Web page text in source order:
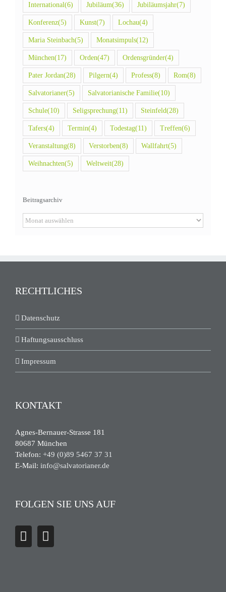
International(6) Jubiläum(36) Jubiläumsjahr(7)
Konferenz(5) Kunst(7) Lochau(4)
Maria Steinbach(5) Monatsimpuls(12)
München(17) Orden(47) Ordensgründer(4)
Pater Jordan(28) Pilgern(4) Profess(8) Rom(8)
Salvatorianer(5) Salvatorianische Familie(10)
Schule(10) Seligsprechung(11) Steinfeld(28)
Tafers(4) Termin(4) Todestag(11) Treffen(6)
Veranstaltung(8) Verstorben(8) Wallfahrt(5)
Weihnachten(5) Weltweit(28)
Beitragsarchiv
Beitragsarchiv
RECHTLICHES
Datenschutz
Haftungsausschluss
Impressum
KONTAKT
Agnes-Bernauer-Strasse 181
80687 München
Telefon: +49 (0)89 5467 37 31
E-Mail: info@salvatorianer.de
FOLGEN SIE UNS AUF